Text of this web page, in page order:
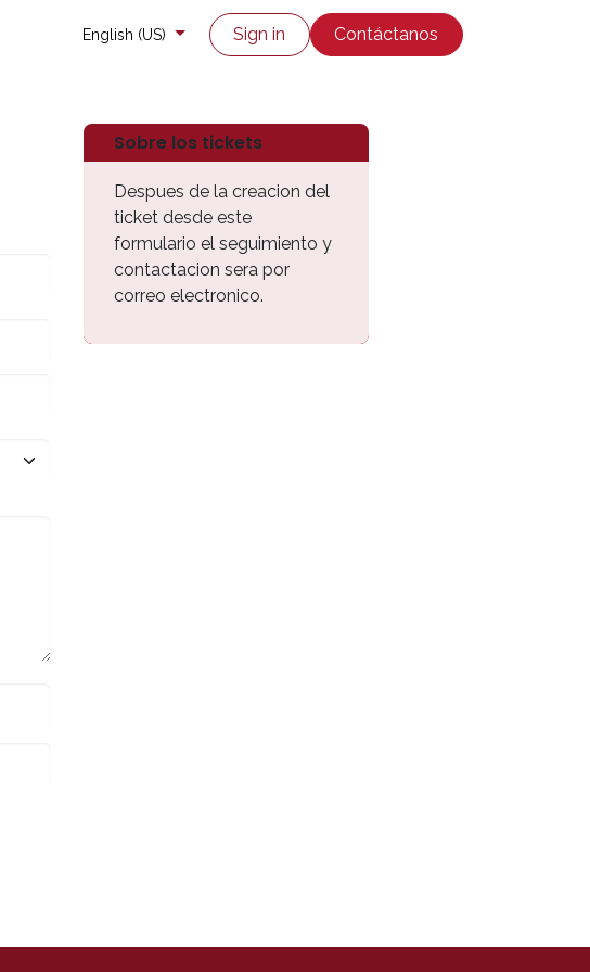
Soporte técnico Enviar un ticket
English (US) Sign in Contáctanos
Sobre los tickets
Despues de la creacion del
ticket desde este
formulario el seguimiento y
contactacion sera por
correo electronico.